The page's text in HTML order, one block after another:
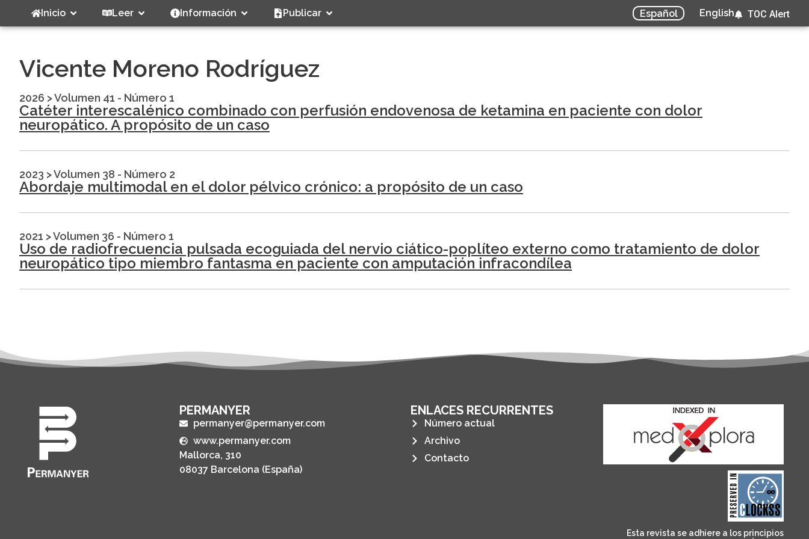
Inicio Leer Información Publicar Español English TOC Alert
Vicente Moreno Rodríguez
2026 >Volumen 41 - Número 1
Catéter interescalénico combinado con perfusión endovenosa de ketamina en paciente con dolor
neuropático. A propósito de un caso
2023 >Volumen 38 - Número 2
Abordaje multimodal en el dolor pélvico crónico: a propósito de un caso
2021 >Volumen 36 - Número 1
Uso de radiofrecuencia pulsada ecoguiada del nervio ciático-poplíteo externo como tratamiento de dolor
neuropático tipo miembro fantasma en paciente con amputación infracondílea
PERMANYER
permanyer@permanyer.com
www.permanyer.com
Mallorca, 310
08037 Barcelona (España)
ENLACES RECURRENTES
Número actual
Archivo
Contacto
CLOCKSS is a dak archive
that ensures the long-
term survival of web-
based scholary
publications, governed by
and for its stakeholders.
Esta revista se adhiere a los principios